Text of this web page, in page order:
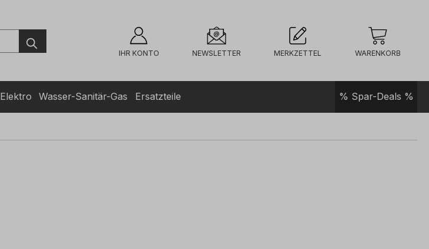
NEWSLETTER MERKZETTEL
IHR KONTO WARENKORB
Elektro Wasser-Sanitär-Gas Ersatzteile % Spar-Deals %